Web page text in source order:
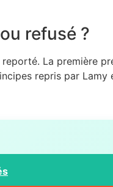
refusé ?
reporté. La première
repris par